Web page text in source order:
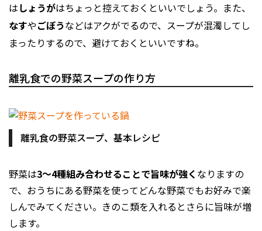
はしょうがはちょっと控えておくといいでしょう。また、
なすやごぼうなどはアクがでるので、スープが混濁してし
まったりするので、避けておくといいですね。
離乳食での野菜スープの作り方
離乳食の野菜スープ、基本レシピ
野菜は3〜4種組み合わせることで旨味が強く なりますの
で、おうちにある野菜を使ってどんな野菜でもお好みで楽
しんでみてください。きのこ類を入れるとさらに旨味が増
します。